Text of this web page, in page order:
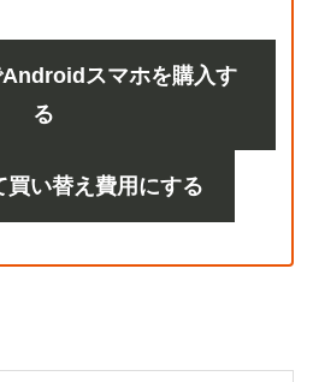
スマホを購入す
る
買い替え費用にする